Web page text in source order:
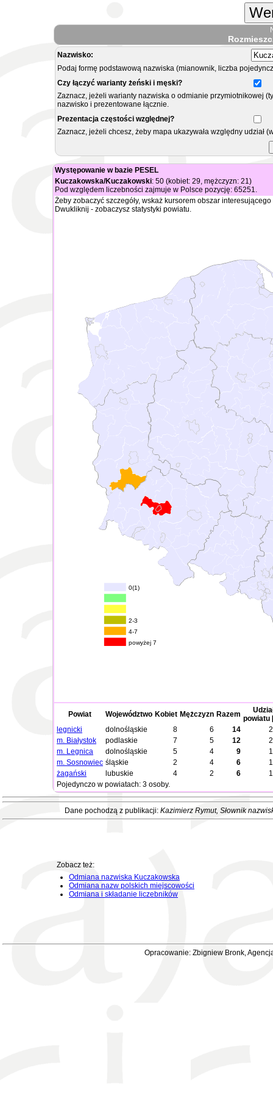
Nazwisko:
Podaj formę podstawową nazwiska (mianownik, liczba
Czy łączyć warianty żeński i męski?
Zaznacz, jeżeli warianty nazwiska o odmianie przymiotnikowej
nazwisko i prezentowane łącznie.
Prezentacja częstości względnej?
Zaznacz, jeżeli chcesz, żeby mapa ukazywała względny
Występowanie w bazie PESEL
Kuczakowska/Kuczakowski: 50 (kobiet: 29, mężczyzn: 21)
Pod względem liczebności zajmuje w Polsce pozycję: 65251.
Żeby zobaczyć szczegóły, wskaż kursorem obszar
Dwukliknij - zobaczysz statystyki powiatu.
0(1)
2-3
4-7
powyżej 7
Powiat Województwo Kobiet Mężczyzn Razem powiatu
legnicki
dolnośląskie 8 6 14
m. Białystok
podlaskie 7 5 12
m. Legnica
dolnośląskie 5 4 9
m. Sosnowiec śląskie 2 4 6
żagański
lubuskie 4 2 6
Pojedynczo w powiatach: 3 osoby.
Dane pochodzą z publikacji: Kazimierz Rymut, Słownik
Zobacz też:
Odmiana nazwiska Kuczakowska
Odmiana nazw polskich miejscowości
Odmiana i składanie liczebników
Opracowanie: Zbigniew Bronk,